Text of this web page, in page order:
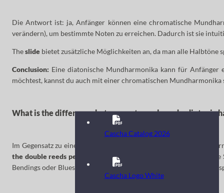
Die Antwort ist: ja, Anfänger können eine chromatische
verändern), um bestimmte Noten zu erreichen. Dadurch ist sie
Theslide bietet zusätzliche Möglichkeiten an, da man alle Halbtöne
Conclusion: Eine diatonische Mundharmonika kann für
möchtest, kannst du auch mit einer chromatischen
What is the difference between a tremolo and a diatonic
Im Gegensatz zu einer diatonischen Mundharmonika mit 10
the double reeds per note:
: Zwei leicht unterschiedlich
Bendings oder Blues-Spieltechniken mit dieser Mundharmonika zu
Cascha Catalog 2026
Cascha Logo White